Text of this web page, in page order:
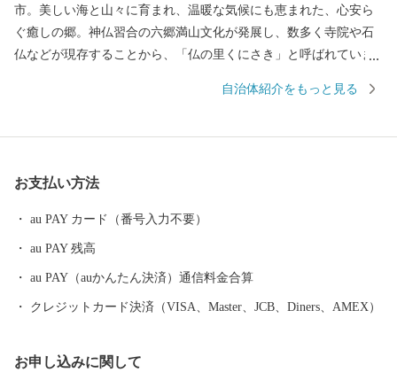
市。美しい海と山々に育まれ、温暖な気候にも恵まれた、心安ら
ぐ癒しの郷。神仏習合の六郷満山文化が発展し、数多く寺院や石
仏などが現存することから、「仏の里くにさき」と呼ばれていま
生み出す、豊富な食材！海の幸・山の幸、あらゆる旬の幸を日々
す。また大阪・名古屋・ソウルとの定期便があります。
自治体紹介をもっと見る
お支払い方法
au PAY カード（番号入力不要）
au PAY 残高
au PAY（auかんたん決済）通信料金合算
クレジットカード決済（VISA、Master、JCB、Diners、AMEX）
お申し込みに関して